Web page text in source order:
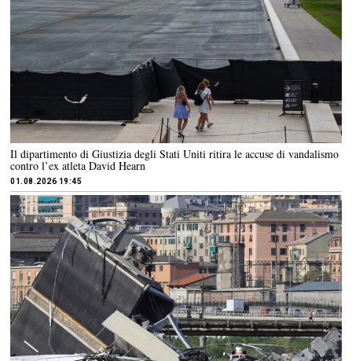
Il dipartimento di Giustizia degli Stati Uniti ritira le accuse di vandalismo
contro l’ex atleta David Hearn
01.08.2026 19:45